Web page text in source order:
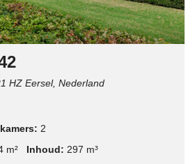
HZ Eersel, Nederland
2
m² Inhoud: 297 m³